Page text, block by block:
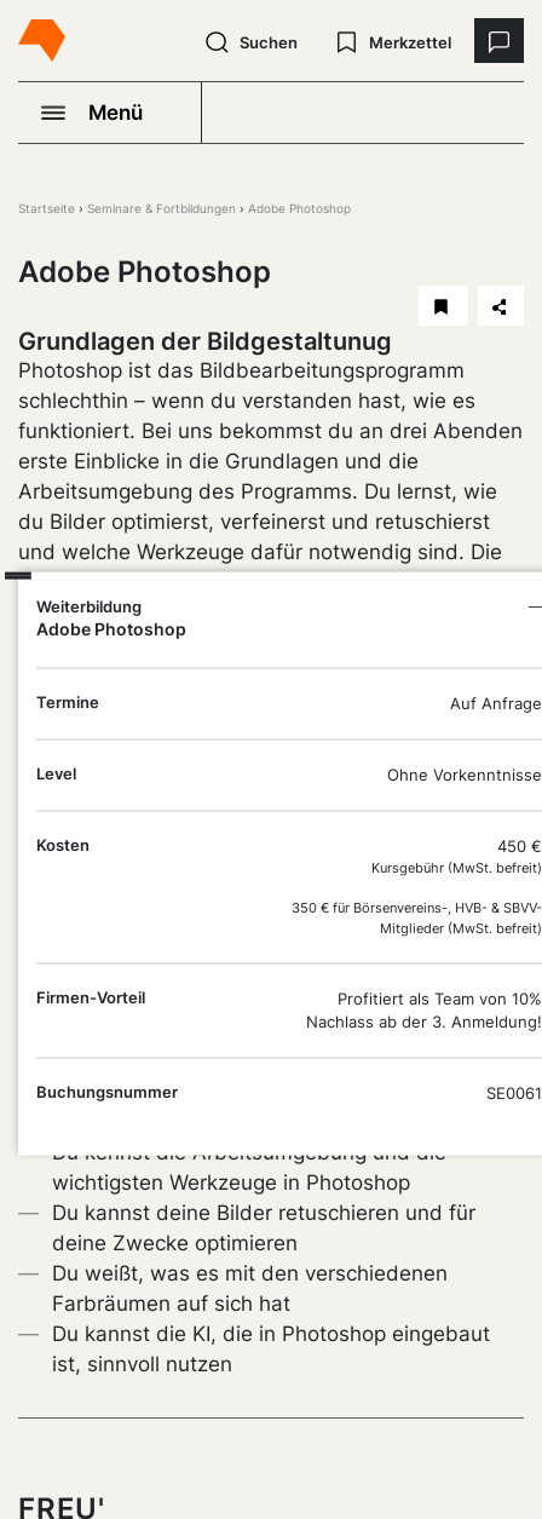
Suchen Merkzettel
Menü
Weiterbildung
Adobe Photoshop
—
Termine Auf Anfrage
Level Ohne Vorkenntnisse
Kosten 450 €
Kursgebühr (MwSt. befreit)
350 € für Börsenvereins-, HVB- & SBVV-
Mitglieder (MwSt. befreit)
Firmen-Vorteil
Profitiert als Team von 10%
Nachlass ab der 3. Anmeldung!
Buchungsnummer SE0061
Startseite Seminare & Fortbildungen Adobe Photoshop
Adobe Photoshop
Grundlagen der Bildgestaltunug
Photoshop ist das Bildbearbeitungsprogramm
schlechthin – wenn du verstanden hast, wie es
funktioniert. Bei uns bekommst du an drei Abenden
erste Einblicke in die Grundlagen und die
Arbeitsumgebung des Programms. Du lernst, wie
du Bilder optimierst, verfeinerst und retuschierst
und welche Werkzeuge dafür notwendig sind. Die
Webinare werden aufgezeichnet und stehen dir im
Nachgang noch zur Verfügung. Bearbeite deine
Bilder professionell.
PUNKT
Optimierung und Retusche.
Du kennst die Arbeitsumgebung und die
wichtigsten Werkzeuge in Photoshop
Du kannst deine Bilder retuschieren und für
deine Zwecke optimieren
Du weißt, was es mit den verschiedenen
Farbräumen auf sich hat
Du kannst die KI, die in Photoshop eingebaut
ist, sinnvoll nutzen
FREU'